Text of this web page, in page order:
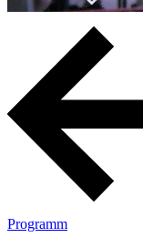
Programm